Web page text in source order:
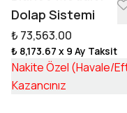
Dolap Sistemi
₺ 73,563.00
₺ 8,173.67 x 9 Ay Taksit
Nakite Özel (Havale/
Kazancınız